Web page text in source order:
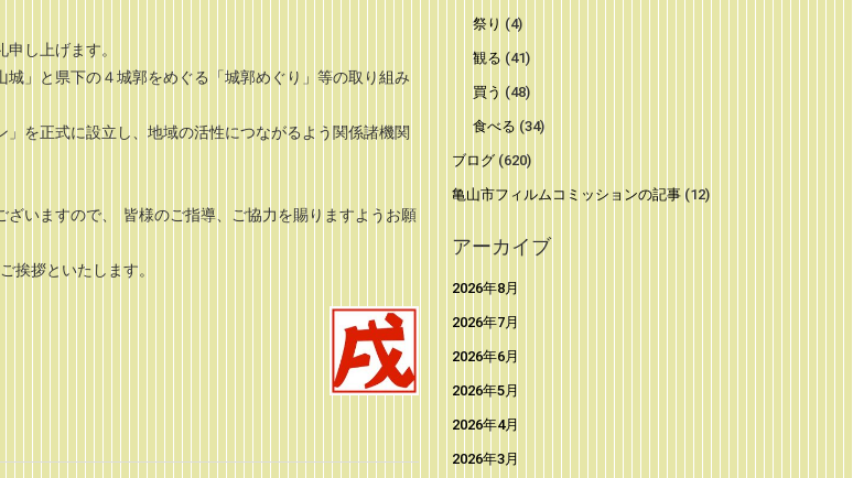
し上げます。
」と県下の４城郭をめぐる「城郭めぐり」等の取り組み
を正式に設立し、地域の活性につながるよう関係諸機関
いますので、 皆様のご指導、ご協力を賜りますようお願
挨拶といたします。
祭り (4)
観る (41)
買う (48)
食べる (34)
ブログ(620)
亀山市フィルムコミッションの記事(12)
アーカイブ
2026年8月
2026年7月
2026年6月
2026年5月
2026年4月
2026年3月